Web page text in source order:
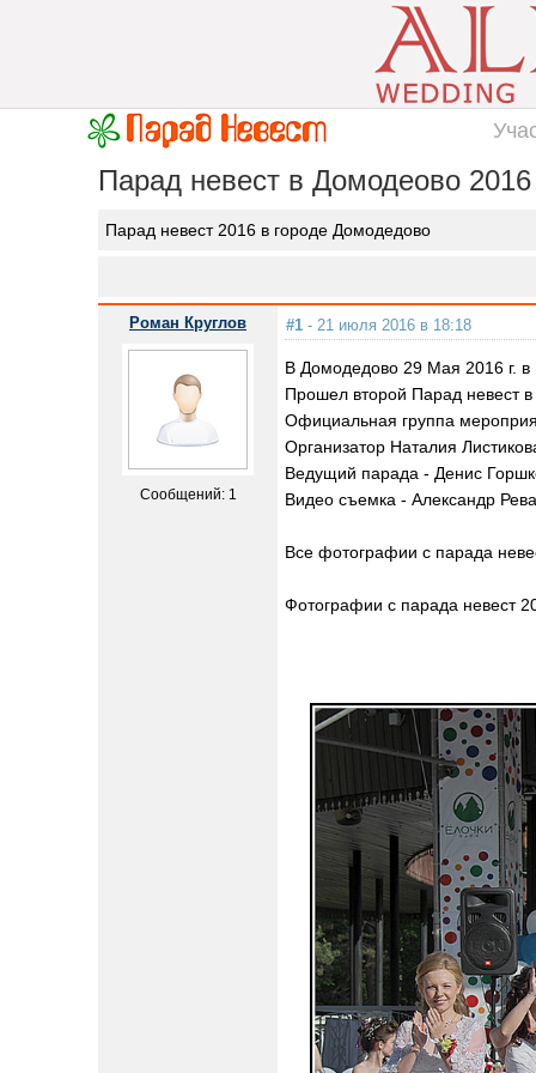
Парад невест в Домодеово 2016
Парад невест 2016 в городе Домодедово
Роман Круглов
Сообщений: 1
#1 - 21 июля 2016 в 18:18
В Домодедово 29 Мая 2016 г.
Прошел второй Парад невест
Официальная группа
Организатор Наталия
Ведущий парада - Денис
Видео съемка - Александр
Все фотографии с парада
Фотографии с парада невест